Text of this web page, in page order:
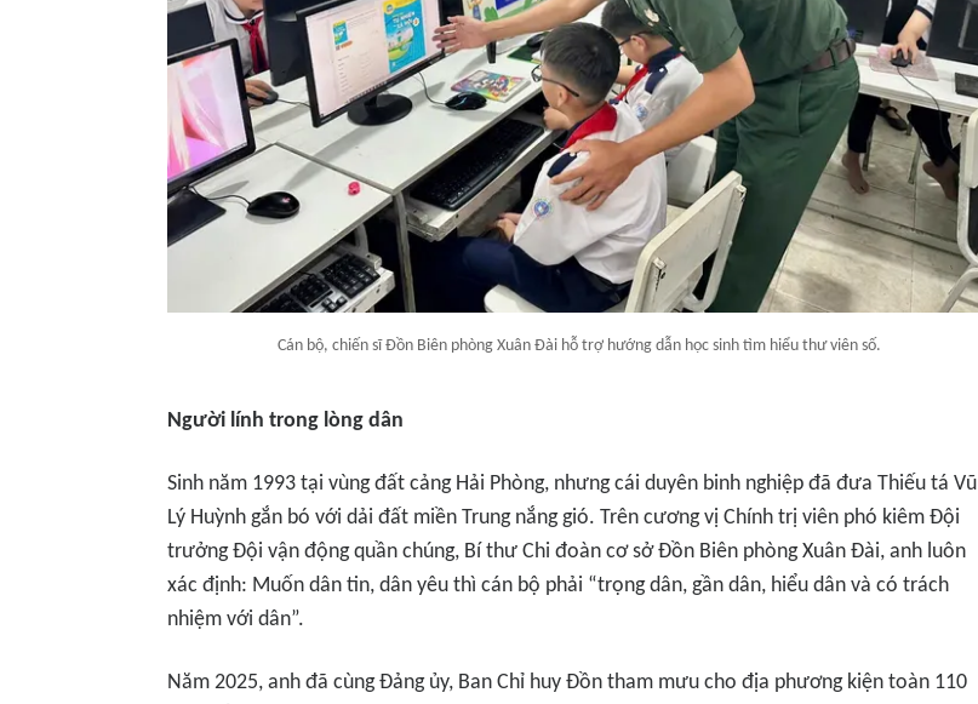
Cán bộ, chiến sĩ Đồn Biên phòng Xuân Đài hỗ trợ hướng dẫn học sinh tìm hiểu thư viên số.
Người lính trong lòng dân
Sinh năm 1993 tại vùng đất cảng Hải Phòng, nhưng cái duyên binh nghiệp đã đưa Thiếu tá Vũ
Lý Huỳnh gắn bó với dải đất miền Trung nắng gió. Trên cương vị Chính trị viên phó kiêm Đội
trưởng Đội vận động quần chúng, Bí thư Chi đoàn cơ sở Đồn Biên phòng Xuân Đài, anh luôn
xác định: Muốn dân tin, dân yêu thì cán bộ phải “trọng dân, gần dân, hiểu dân và có trách
nhiệm với dân”.
Năm 2025, anh đã cùng Đảng ủy, Ban Chỉ huy Đồn tham mưu cho địa phương kiện toàn 110